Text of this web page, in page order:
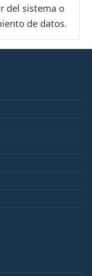
del sistema o
de datos.